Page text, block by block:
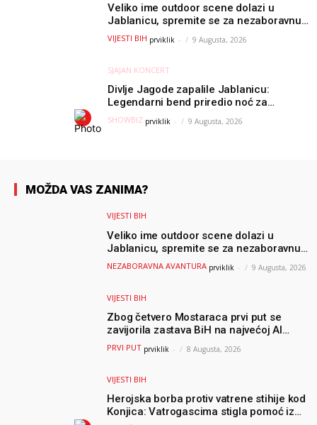
Veliko ime outdoor scene dolazi u
Jablanicu, spremite se za nezaboravnu
avanturu (VIDEO) !
VIJESTI BIH prviklik - 9 Augusta, 2026
SJAJAN KONCERT
Divlje Jagode zapalile Jablanicu:
Legendarni bend priredio noć za
pamćenje
SHOWBIZ prviklik - 9 Augusta, 2026
MOŽDA VAS ZANIMA?
VIJESTI BIH
Veliko ime outdoor scene dolazi u
Jablanicu, spremite se za nezaboravnu
avanturu (VIDEO) !
NEZABORAVNA AVANTURA prviklik - 9 Augusta, 2026
VIJESTI BIH
Zbog četvero Mostaraca prvi put se
zavijorila zastava BiH na najvećoj AI
olimpijadi, a sada je njihov mentor
postao član komiteta Međunarodne
PRVI PUT prviklik - 8 Augusta, 2026
VIJESTI BIH
Herojska borba protiv vatrene stihije kod
Konjica: Vatrogascima stigla pomoć iz